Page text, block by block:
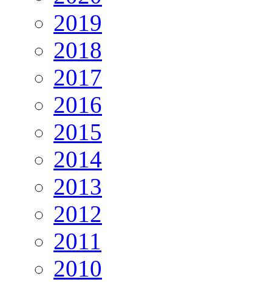
2019
2018
2017
2016
2015
2014
2013
2012
2011
2010